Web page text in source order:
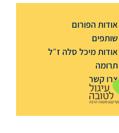
אודות הפורום
שותפים
אודות מיכל סלה ז״ל
תרומה
צרו קשר